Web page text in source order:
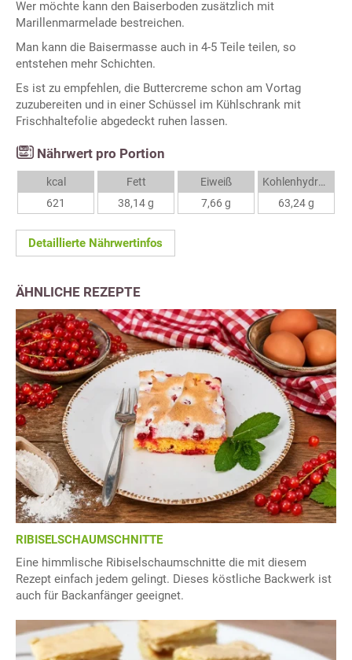
Wer möchte kann den Baiserboden zusätzlich mit
Marillenmarmelade bestreichen.
Man kann die Baisermasse auch in 4-5 Teile teilen, so
entstehen mehr Schichten.
Es ist zu empfehlen, die Buttercreme schon am Vortag
zuzubereiten und in einer Schüssel im Kühlschrank mit
Frischhaltefolie abgedeckt ruhen lassen.
Nährwert pro Portion
kcal
621
Fett
38,14 g
Eiweiß
7,66 g
Kohlenhydrate
63,24 g
Detaillierte Nährwertinfos
ÄHNLICHE REZEPTE
RIBISELSCHAUMSCHNITTE
Eine himmlische Ribiselschaumschnitte die mit diesem
Rezept einfach jedem gelingt. Dieses köstliche Backwerk ist
auch für Backanfänger geeignet.